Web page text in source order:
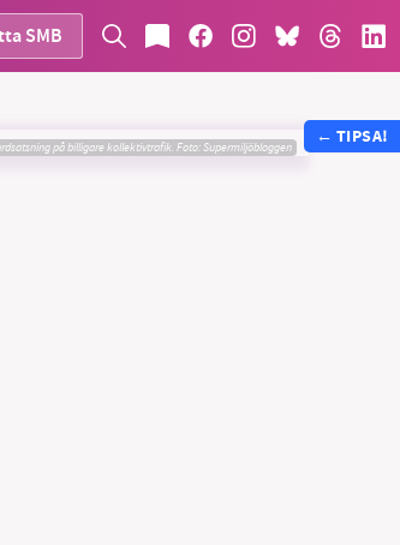
SMB
på billigare kollektivtrafik. Foto: Supermiljöbloggen ← TIPSA!